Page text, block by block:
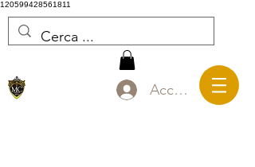
120599428561811
Accedi